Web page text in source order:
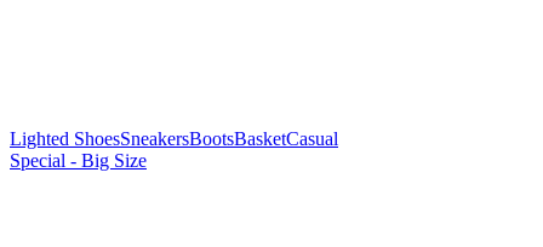
Lighted ShoesSneakersBootsBasketCasual
Special - Big Size